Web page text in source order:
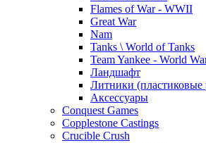
Flames of War - WWII
Great War
Nam
Tanks \ World of Tanks
Team Yankee - World
Ландшафт
Литники (пластиковые
Аксессуары
Conquest Games
Copplestone Castings
Crucible Crush